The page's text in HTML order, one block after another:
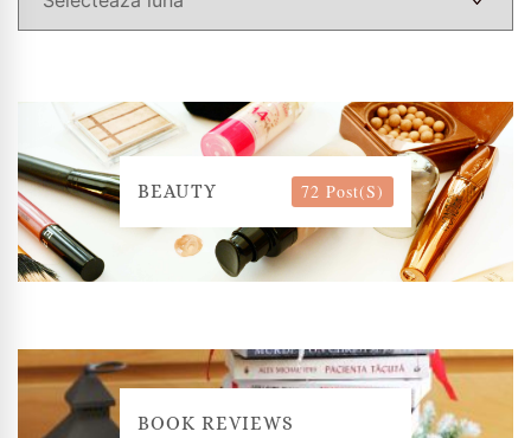
BEAUTY 72 Post(s)
BOOK REVIEWS